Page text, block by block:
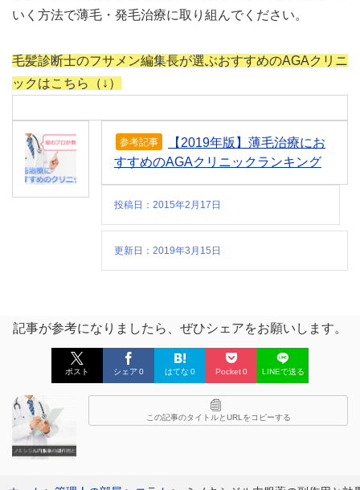
いく方法で薄毛・発毛治療に取り組んでください。
毛髪診断士のフサメン編集長が選ぶおすすめのAGAクリニ
ックはこちら（↓）
参考記事
【2019年版】薄毛治療にお
すすめのAGAクリニックランキング
投稿日：2015年2月17日
更新日：2019年3月15日
記事が参考になりましたら、ぜひシェアをお願いします。
ポスト シェア 0 はてな 0 Pocket0 LINEで送る
この記事のタイトルとURLをコピーする